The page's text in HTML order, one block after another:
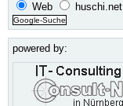
Web huschi.net
powered by: